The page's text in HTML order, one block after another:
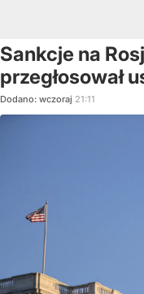
Sankcje na
przegłosował
Dodano: wczoraj 21:11